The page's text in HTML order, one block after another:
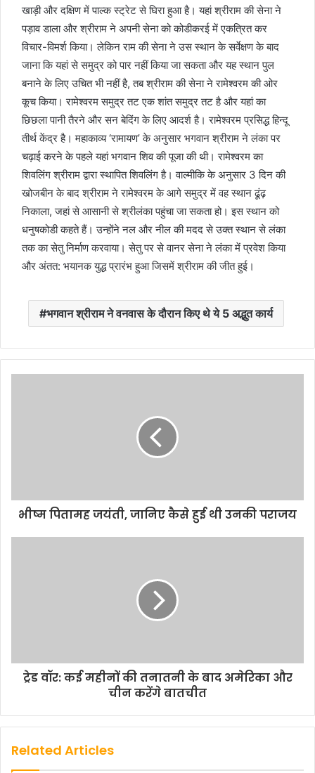
खाड़ी और दक्षिण में पाल्‍क स्‍ट्रेट से घिरा हुआ है। यहां श्रीराम की सेना ने
पड़ाव डाला और श्रीराम ने अपनी सेना को कोडीकरई में एकत्रित कर
विचार-विमर्श किया। लेकिन राम की सेना ने उस स्थान के सर्वेक्षण के बाद
जाना कि यहां से समुद्र को पार नहीं किया जा सकता और यह स्थान पुल
बनाने के लिए उचित भी नहीं है, तब श्रीराम की सेना ने रामेश्वरम की ओर
कूच किया। रामेश्‍वरम समुद्र तट एक शांत समुद्र तट है और यहां का
छिछला पानी तैरने और सन बेदिंग के लिए आदर्श है। रामेश्‍वरम प्रसिद्ध हिन्दू
तीर्थ केंद्र है। महाकाव्‍य ‘रामायण’ के अनुसार भगवान श्रीराम ने लंका पर
चढ़ाई करने के पहले यहां भगवान शिव की पूजा की थी। रामेश्वरम का
शिवलिंग श्रीराम द्वारा स्थापित शिवलिंग है। वाल्मीकि के अनुसार 3 दिन की
खोजबीन के बाद श्रीराम ने रामेश्वरम के आगे समुद्र में वह स्थान ढूंढ़
निकाला, जहां से आसानी से श्रीलंका पहुंचा जा सकता हो। इस स्थान को
धनुषकोडी कहते हैं। उन्होंने नल और नील की मदद से उक्त स्थान से लंका
तक का सेतु निर्माण करवाया। सेतु पर से वानर सेना ने लंका में प्रवेश किया
और अंतत: भयानक युद्ध प्रारंभ हुआ जिसमें श्रीराम की जीत हुई।
भगवान श्रीराम ने वनवास के दौरान किए थे ये 5 अद्भुत कार्य
भीष्म पितामह जयंती, जानिए कैसे हुई थी उनकी पराजय
ट्रेड वॉर: कई महीनों की तनातनी के बाद अमेरिका और
चीन करेंगे बातचीत
Related Articles